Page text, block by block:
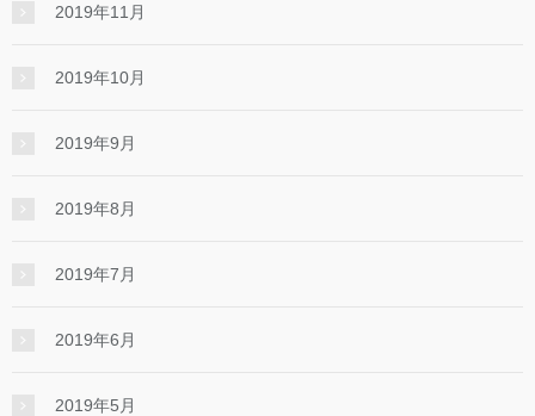
2019年11月
2019年10月
2019年9月
2019年8月
2019年7月
2019年6月
2019年5月